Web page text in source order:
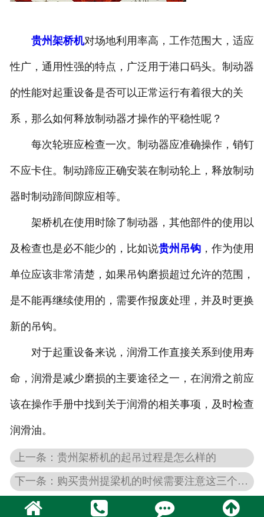
贵州架桥机对场地利用率高，工作范围大，适应
性广，通用性强的特点，广泛用于港口码头。制动器
的性能对起重设备是否可以正常运行有着很大的关
系，那么如何释放制动器才操作的平稳性呢？
每次轮班应检查一次。制动器应准确操作，销钉
不应卡住。制动蹄应正确安装在制动轮上，释放制动
器时制动蹄间隙应相等。
架桥机在使用时除了制动器，其他部件的使用以
及检查也是必不能少的，比如说贵州吊钩，作为使用
单位应该非常清楚，如果吊钩磨损超过允许的范围，
是不能再继续使用的，需要作报废处理，并及时更换
新的吊钩。
对于起重设备来说，润滑工作直接关系到使用寿
命，润滑是减少磨损的主要途径之一，在润滑之前应
该在操作手册中找到关于润滑的相关事项，及时检查
润滑油。
上一条：贵州架桥机的起吊过程是怎么样的
下一条：购买贵州提梁机的时候需要注意这三个方面